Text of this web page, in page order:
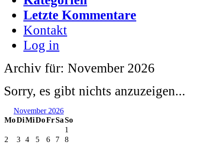
Letzte Kommentare
Kontakt
Log in
Archiv für: November 2026
Sorry, es gibt nichts anzuzeigen...
November 2026
MoDiMiDoFrSaSo
1
2
3 4 5 6 7
8